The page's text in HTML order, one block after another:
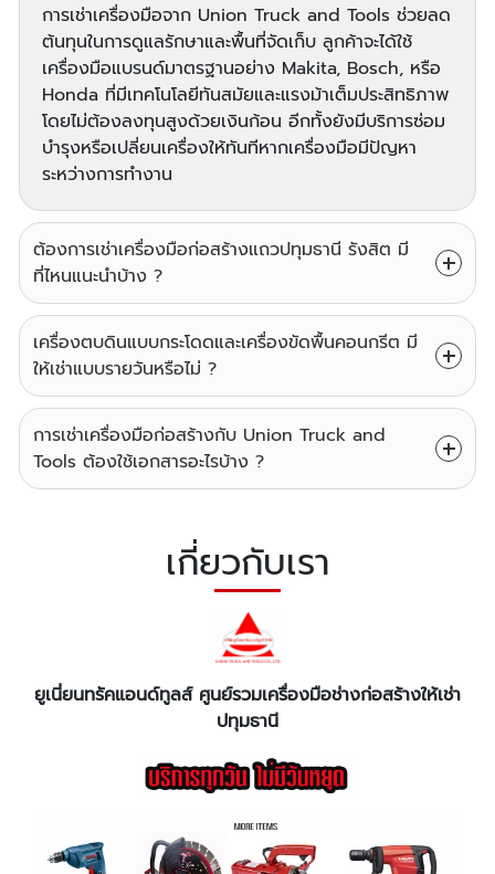
การเช่าเครื่องมือจาก Union Truck and Tools ช่วยลด
ต้นทุนในการดูแลรักษาและพื้นที่จัดเก็บ ลูกค้าจะได้ใช้
เครื่องมือแบรนด์มาตรฐานอย่าง Makita, Bosch, หรือ
Honda ที่มีเทคโนโลยีทันสมัยและแรงม้าเต็มประสิทธิภาพ
โดยไม่ต้องลงทุนสูงด้วยเงินก้อน อีกทั้งยังมีบริการซ่อม
บำรุงหรือเปลี่ยนเครื่องให้ทันทีหากเครื่องมือมีปัญหา
ระหว่างการทำงาน
ต้องการเช่าเครื่องมือก่อสร้างแถวปทุมธานี รังสิต มี
ที่ไหนแนะนำบ้าง ?
เครื่องตบดินแบบกระโดดและเครื่องขัดพื้นคอนกรีต มี
ให้เช่าแบบรายวันหรือไม่ ?
การเช่าเครื่องมือก่อสร้างกับ Union Truck and
Tools ต้องใช้เอกสารอะไรบ้าง ?
เกี่ยวกับเรา
ยูเนี่ยนทรัคแอนด์ทูลส์ ศูนย์รวมเครื่องมือช่างก่อสร้างให้เช่า
ปทุมธานี